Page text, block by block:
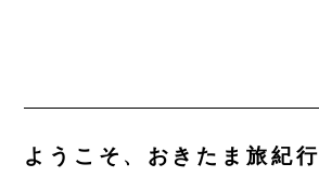
ようこそ、おきたま旅紀行